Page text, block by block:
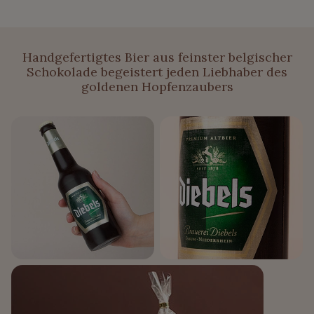
Handgefertigtes Bier aus feinster belgischer
Schokolade begeistert jeden Liebhaber des
goldenen Hopfenzaubers